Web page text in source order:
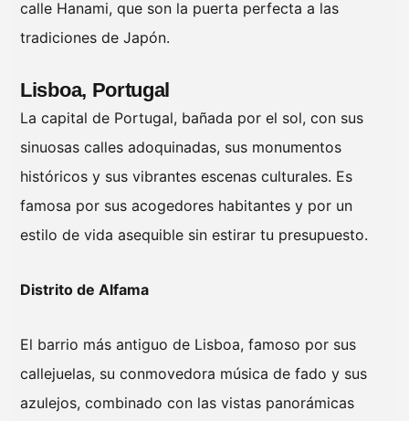
calle Hanami, que son la puerta perfecta a las
tradiciones de Japón.
Lisboa, Portugal
La capital de Portugal, bañada por el sol, con sus
sinuosas calles adoquinadas, sus monumentos
históricos y sus vibrantes escenas culturales. Es
famosa por sus acogedores habitantes y por un
estilo de vida asequible sin estirar tu presupuesto.
Distrito de Alfama
El barrio más antiguo de Lisboa, famoso por sus
callejuelas, su conmovedora música de fado y sus
azulejos, combinado con las vistas panorámicas